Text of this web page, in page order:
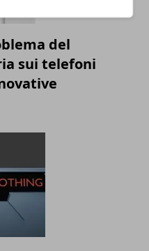
del
sui telefoni